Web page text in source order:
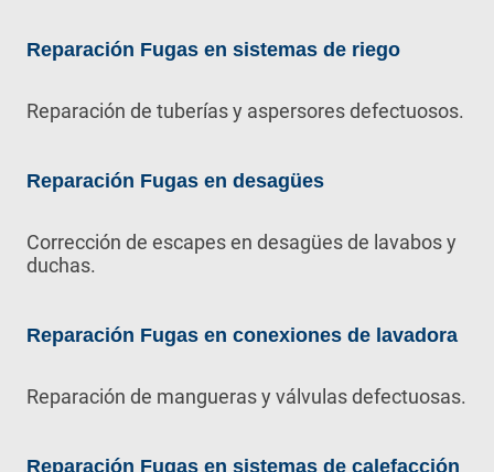
Reparación Fugas en sistemas de riego
Reparación de tuberías y aspersores defectuosos.
Reparación Fugas en desagües
Corrección de escapes en desagües de lavabos y
duchas.
Reparación Fugas en conexiones de lavadora
Reparación de mangueras y válvulas defectuosas.
Reparación Fugas en sistemas de calefacción